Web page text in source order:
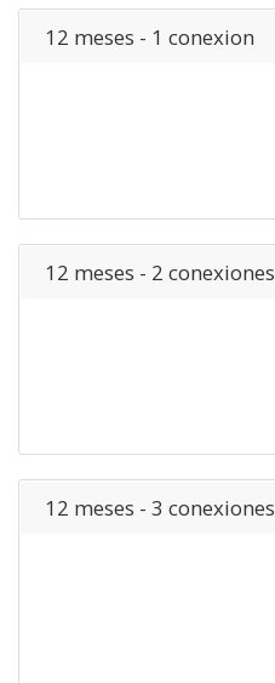
12 meses - 1 conexion
12 meses - 2 conexiones
12 meses - 3 conexiones